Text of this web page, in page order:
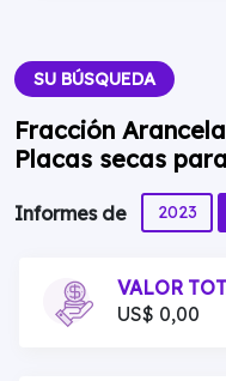
SU BÚSQUEDA
Fracción
Placas secas
Informes de 2023
VALOR
US$ 0,00